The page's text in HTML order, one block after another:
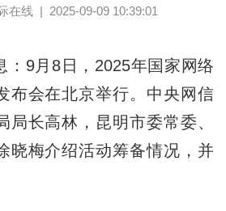
在线| 2025-09-09 10:39:01
9月8日，2025年国家网络
布会在北京举行。中央网信
局长高林，昆明市委常委、
晓梅介绍活动筹备情况，并